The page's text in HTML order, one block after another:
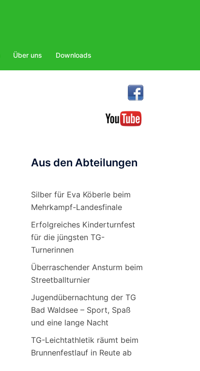
Über uns Downloads
Aus den Abteilungen
Silber für Eva Köberle beim
Mehrkampf-Landesfinale
Erfolgreiches Kinderturnfest
für die jüngsten TG-
Turnerinnen
Überraschender Ansturm beim
Streetballturnier
Jugendübernachtung der TG
Bad Waldsee – Sport, Spaß
und eine lange Nacht
TG-Leichtathletik räumt beim
Brunnenfestlauf in Reute ab